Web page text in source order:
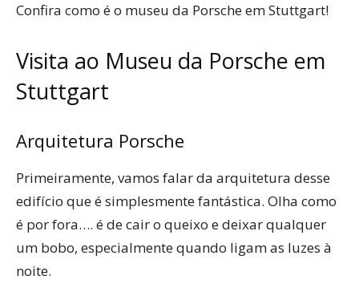
Confira como é o museu da Porsche em Stuttgart!
Visita ao Museu da Porsche em
Stuttgart
Arquitetura Porsche
Primeiramente, vamos falar da arquitetura desse
edifício que é simplesmente fantástica. Olha como
é por fora…. é de cair o queixo e deixar qualquer
um bobo, especialmente quando ligam as luzes à
noite.